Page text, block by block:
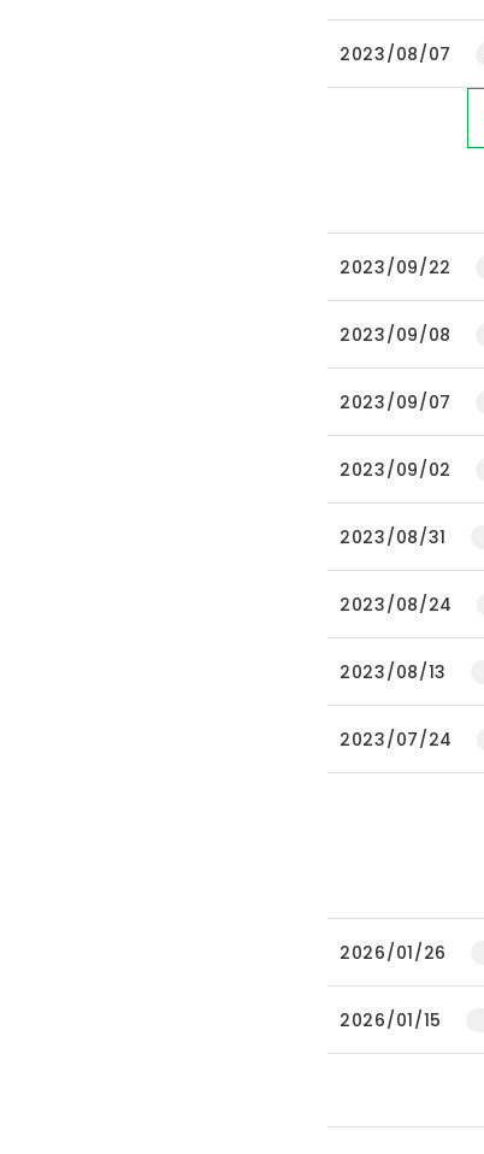
2023/08/07
2023/09/22
2023/09/08
2023/09/07
2023/09/02
2023/08/31
2023/08/24
2023/08/13
2023/07/24
2026/01/26
2026/01/15